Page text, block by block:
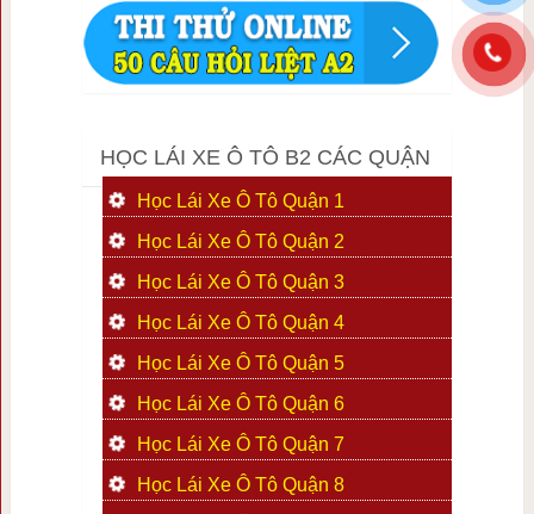
HỌC LÁI XE Ô TÔ B2 CÁC QUẬN
Học Lái Xe Ô Tô Quận 1
Học Lái Xe Ô Tô Quận 2
Học Lái Xe Ô Tô Quận 3
Học Lái Xe Ô Tô Quận 4
Học Lái Xe Ô Tô Quận 5
Học Lái Xe Ô Tô Quận 6
Học Lái Xe Ô Tô Quận 7
Học Lái Xe Ô Tô Quận 8